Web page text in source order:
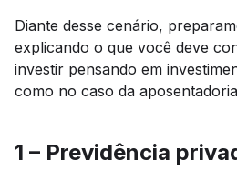
Diante desse cenário,
explicando o que você deve
investir pensando em
como no caso da
1 – Previdência